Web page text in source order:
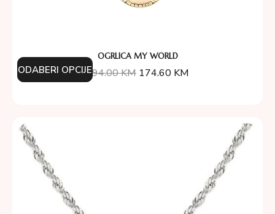
OGRLICA MY WORLD
194.00KM 174.60 KM
ODABERI OPCIJE